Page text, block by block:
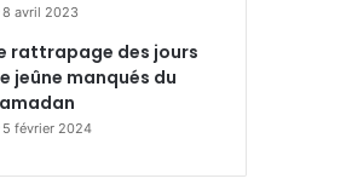
8 avril 2023
rattrapage des jours
jeûne manqués du
5 février 2024